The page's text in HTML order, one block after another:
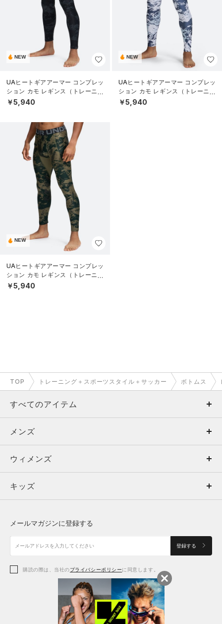
NEW
UAヒートギアアーマー コンプレッ
ション カモ レギンス（トレーニン
グ/MEN）
￥5,940
NEW
UAヒートギアアーマー コンプレッ
ション カモ レギンス（トレーニン
グ/MEN）
￥5,940
NEW
UAヒートギアアーマー コンプレッ
ション カモ レギンス（トレーニン
グ/MEN）
￥5,940
TOP トレーニング＋スポーツスタイル＋サッカー ボトムス
すべてのアイテム
メンズ
ウィメンズ
キッズ
アクセサリー
メンズ
トップス
ボトムス
アクセサリー
ウィメンズ
トップス
シューズ
アクセサリー
キッズ
シューズ
メールマガジンに登録する
登録する
購読の際は、当社のプライバシーポリシーに同意します。